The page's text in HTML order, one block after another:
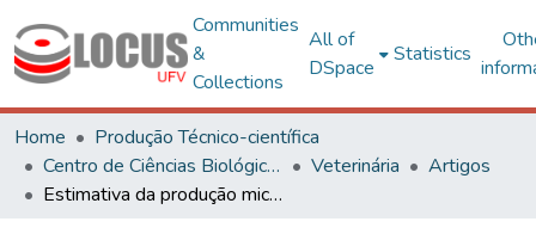
Communities
&
Collections
All of
DSpace
Statistics
Home
Produção Técnico-científica
Centro de Ciências Biológicas e da Saúde
Veterinária
Artigos
Estimativa da produção microbiana em cabras lactantes alimentadas com diferentes teores de proteína na dieta